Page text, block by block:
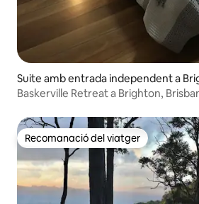
Suite amb entrada independent a
Baskerville Retreat a Brighton,
Recomanació del viatger
Recomanació del viatger